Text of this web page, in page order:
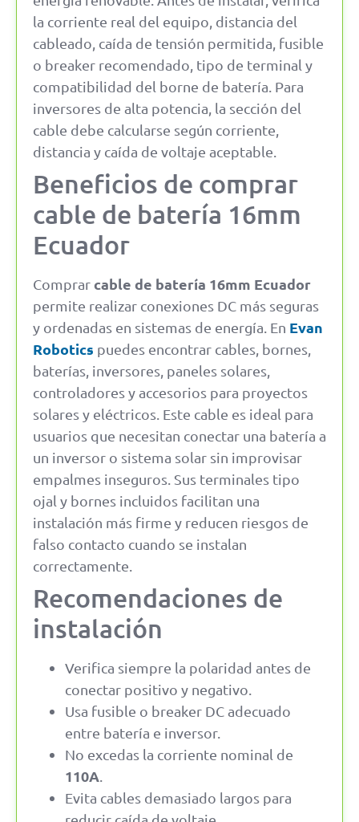
la corriente real del equipo, distancia del
cableado, caída de tensión permitida, fusible
o breaker recomendado, tipo de terminal y
compatibilidad del borne de batería. Para
inversores de alta potencia, la sección del
cable debe calcularse según corriente,
distancia y caída de voltaje aceptable.
Beneficios de comprar
cable de batería 16mm
Ecuador
Comprarcable de batería 16mm Ecuador
permite realizar conexiones DC más seguras
y ordenadas en sistemas de energía. En Evan
Robotics puedes encontrar cables, bornes,
baterías, inversores, paneles solares,
controladores y accesorios para proyectos
solares y eléctricos. Este cable es ideal para
usuarios que necesitan conectar una batería a
un inversor o sistema solar sin improvisar
empalmes inseguros. Sus terminales tipo
ojal y bornes incluidos facilitan una
instalación más firme y reducen riesgos de
falso contacto cuando se instalan
correctamente.
Recomendaciones de
instalación
Verifica siempre la polaridad antes de
conectar positivo y negativo.
Usa fusible o breaker DC adecuado
entre batería e inversor.
No excedas la corriente nominal de
110A
Evita cables demasiado largos para